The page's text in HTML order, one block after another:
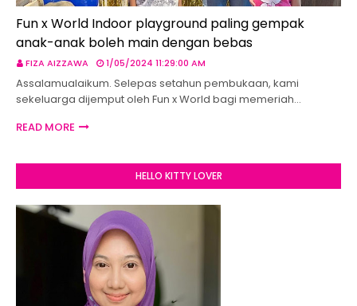
Fun x World Indoor playground paling gempak
anak-anak boleh main dengan bebas
FIZA AIZZAWA 1/05/2024 11:29:00 AM
Assalamualaikum. Selepas setahun pembukaan, kami
sekeluarga dijemput oleh Fun x World bagi memeriah…
READ MORE
HELLO KITTY LOVER